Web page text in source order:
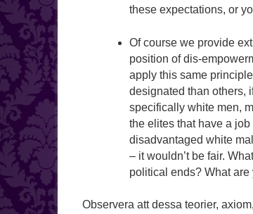
these expectations, or
Of course we provide
position of dis-
apply this same
designated than others,
specifically white men,
the elites that have a
disadvantaged white
– it wouldn’t be fair.
political ends? What
Observera att dessa teorier,